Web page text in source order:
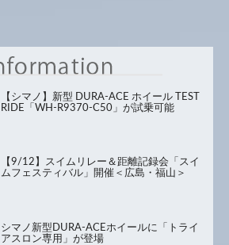
【シマノ】新型 DURA-ACE ホイール TEST
RIDE「WH-R9370-C50」が試乗可能
【9/12】スイムリレー＆距離記録会「スイ
ムフェスティバル」開催＜広島・福山＞
シマノ新型DURA-ACEホイールに「トライ
アスロン専用」が登場